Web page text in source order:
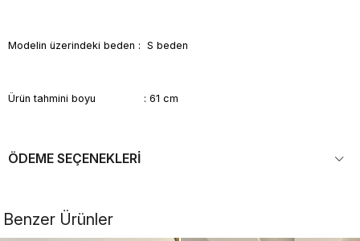
Modelin üzerindeki beden : S beden
Ürün tahmini boyu : 61 cm
ÖDEME SEÇENEKLERI
Benzer Ürünler